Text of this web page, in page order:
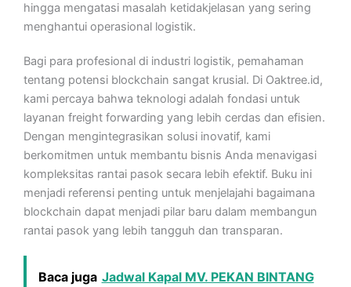
hingga mengatasi masalah ketidakjelasan yang sering
menghantui operasional logistik.
Bagi para profesional di industri logistik, pemahaman
tentang potensi blockchain sangat krusial. Di Oaktree.id,
kami percaya bahwa teknologi adalah fondasi untuk
layanan freight forwarding yang lebih cerdas dan efisien.
Dengan mengintegrasikan solusi inovatif, kami
berkomitmen untuk membantu bisnis Anda menavigasi
kompleksitas rantai pasok secara lebih efektif. Buku ini
menjadi referensi penting untuk menjelajahi bagaimana
blockchain dapat menjadi pilar baru dalam membangun
rantai pasok yang lebih tangguh dan transparan.
Baca juga Jadwal Kapal MV. PEKAN BINTANG